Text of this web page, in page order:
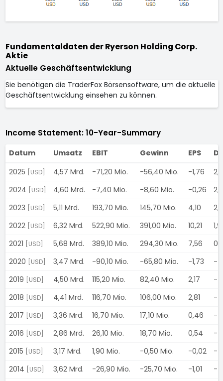
Fundamentaldaten der Ryerson Holding Corp.
Aktie
Aktuelle Geschäftsentwicklung
Sie benötigen die TraderFox Börsensoftware, um die aktuelle
Geschäftsentwicklung einsehen zu können.
Income Statement: 10-Year-Summary
Datum Umsatz EBIT Gewinn EPS
2025
[USD] 4,57 Mrd. -71,20 Mio. -56,40 Mio. -1,76
2024
[USD] 4,60 Mrd. -7,40 Mio. -8,60 Mio. -0,26
2023
[USD] 5,11 Mrd. 193,70 Mio. 145,70 Mio. 4,10
2022
[USD] 6,32 Mrd. 522,90 Mio. 391,00 Mio. 10,21
2021
[USD] 5,68 Mrd. 389,10 Mio. 294,30 Mio. 7,56
2020
[USD] 3,47 Mrd. -90,10 Mio. -65,80 Mio. -1,73
-
2019
[USD] 4,50 Mrd. 115,20 Mio. 82,40 Mio. 2,17
-
2018
[USD] 4,41 Mrd. 116,70 Mio. 106,00 Mio. 2,81
-
2017
[USD] 3,36 Mrd. 16,70 Mio. 17,10 Mio. 0,46
-
2016
[USD] 2,86 Mrd. 26,10 Mio. 18,70 Mio. 0,54
-
2015
[USD] 3,17 Mrd. 1,90 Mio. -0,50 Mio. -0,02
-
2014
[USD] 3,62 Mrd. -26,90 Mio. -25,70 Mio. -1,01
-